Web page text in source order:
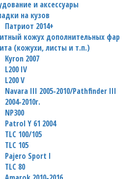
и аксессуары
на кузов
Патриот 2014+
кожух дополнительных фар
(кожухи, листы и т.п.)
Kyron 2007
L200 IV
L200 V
Navara III 2005-2010/Pathfinder III
2004-2010г.
NP300
Patrol Y 61 2004
TLC 100/105
TLC 105
Pajero Sport I
TLC 80